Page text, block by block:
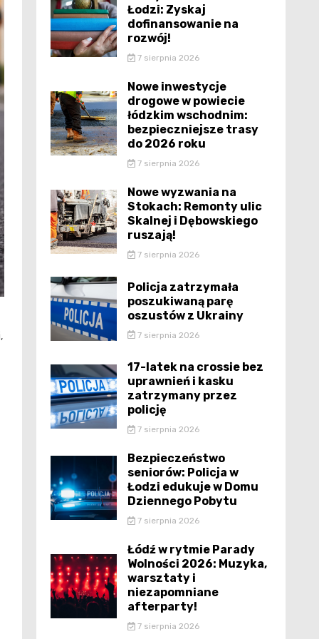
Łodzi: Zyskaj
dofinansowanie na
rozwój!
7 sierpnia 2026
Nowe inwestycje
drogowe w powiecie
łódzkim wschodnim:
bezpieczniejsze trasy
do 2026 roku
7 sierpnia 2026
Nowe wyzwania na
Stokach: Remonty ulic
Skalnej i Dębowskiego
ruszają!
7 sierpnia 2026
Policja zatrzymała
poszukiwaną parę
oszustów z Ukrainy
7 sierpnia 2026
17-latek na crossie bez
uprawnień i kasku
zatrzymany przez
policję
7 sierpnia 2026
Bezpieczeństwo
seniorów: Policja w
Łodzi edukuje w Domu
Dziennego Pobytu
7 sierpnia 2026
Łódź w rytmie Parady
Wolności 2026: Muzyka,
warsztaty i
niezapomniane
afterparty!
7 sierpnia 2026